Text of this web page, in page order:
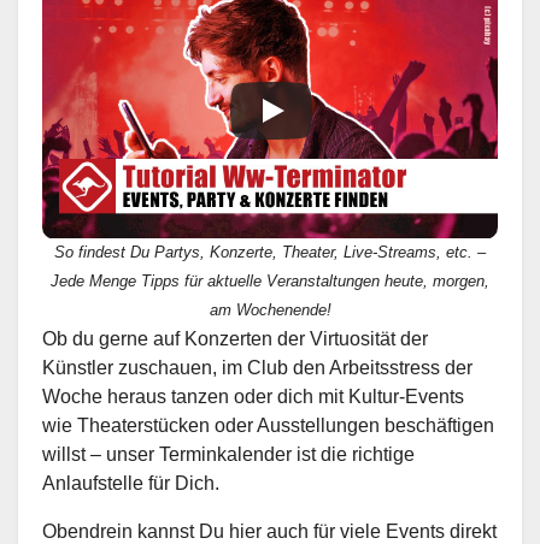
So findest Du Partys, Konzerte, Theater, Live-Streams, etc. –
Jede Menge Tipps für aktuelle Veranstaltungen heute, morgen,
am Wochenende!
Ob du gerne auf Konzerten der Virtuosität der
Künstler zuschauen, im Club den Arbeitsstress der
Woche heraus tanzen oder dich mit Kultur-Events
wie Theaterstücken oder Ausstellungen beschäftigen
willst – unser Terminkalender ist die richtige
Anlaufstelle für Dich.
Obendrein kannst Du hier auch für viele Events direkt